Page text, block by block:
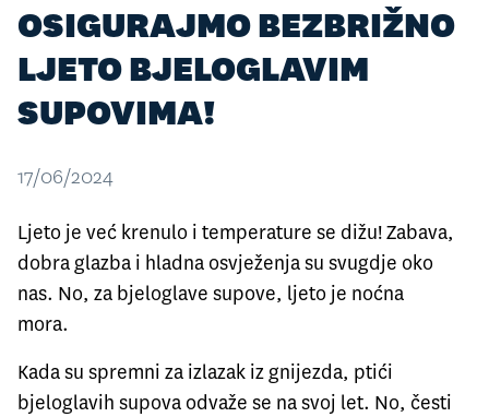
OSIGURAJMO BEZBRIŽNO
LJETO BJELOGLAVIM
SUPOVIMA!
17/06/2024
Ljeto je već krenulo i temperature se dižu! Zabava,
dobra glazba i hladna osvježenja su svugdje oko
nas. No, za bjeloglave supove, ljeto je noćna
mora.
Kada su spremni za izlazak iz gnijezda, ptići
bjeloglavih supova odvaže se na svoj let. No, česti